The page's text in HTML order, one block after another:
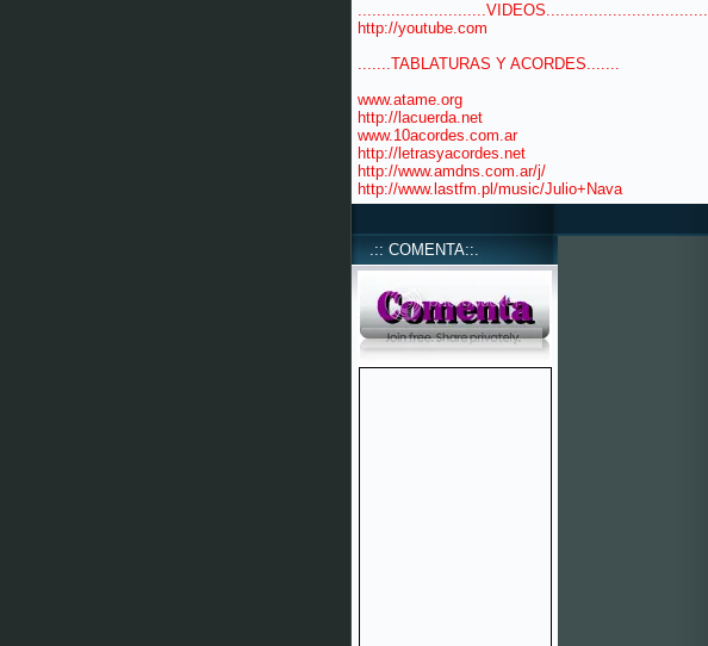
...........................VIDEOS..................................
http://youtube.com
.......TABLATURAS Y ACORDES.......
www.atame.org
http://lacuerda.net
www.10acordes.com.ar
http://letrasyacordes.net
http://www.amdns.com.ar/j/
http://www.lastfm.pl/music/Julio+Nava
.:: COMENTA::.